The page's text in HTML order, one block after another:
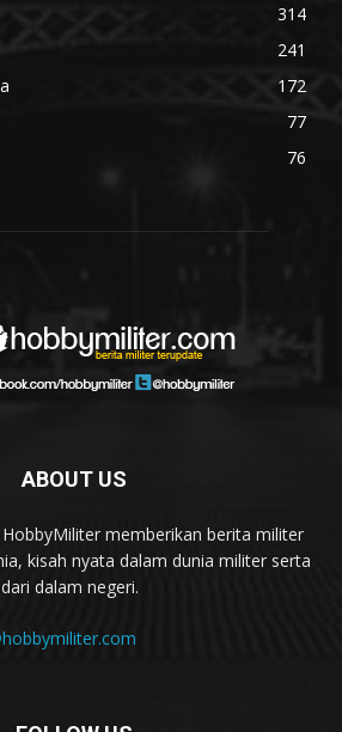
314
241
172
77
76
ABOUT US
memberikan berita militer
kisah nyata dalam dunia militer serta
dalam negeri.